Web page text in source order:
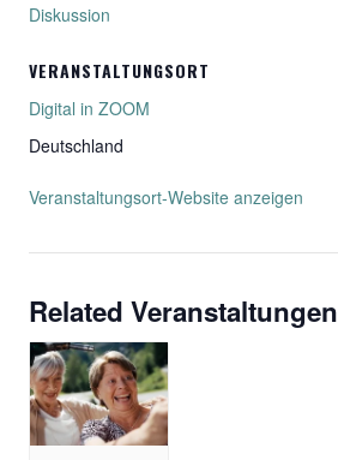
Diskussion
VERANSTALTUNGSORT
Digital in ZOOM
Deutschland
Veranstaltungsort-Website anzeigen
Related Veranstaltungen